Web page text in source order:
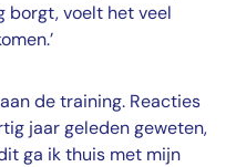
borgt, voelt het veel
de training. Reacties
jaar geleden geweten,
ga ik thuis met mijn